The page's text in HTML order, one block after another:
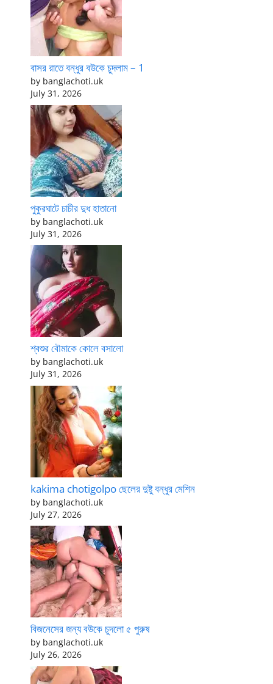
বাসর রাতে বন্ধুর বউকে চুদলাম – 1
by banglachoti.uk
July 31, 2026
পুকুরঘাটে চাচীর দুধ হাতানো
by banglachoti.uk
July 31, 2026
শ্বশুর বৌমাকে কোলে বসালো
by banglachoti.uk
July 31, 2026
kakima chotigolpo ছেলের দুষ্টু বন্ধুর মেশিন
by banglachoti.uk
July 27, 2026
বিজনেসের জন্য বউকে চুদলো ৫ পুরুষ
by banglachoti.uk
July 26, 2026